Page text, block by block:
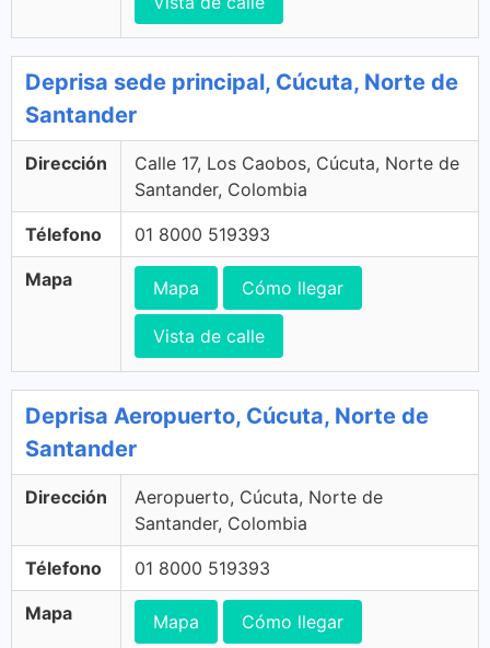
Deprisa sede principal, Cúcuta, Norte de
Santander
Dirección
Calle 17, Los Caobos, Cúcuta, Norte de
Santander, Colombia
Télefono 01 8000 519393
Mapa Mapa Cómo llegar
Vista de calle
Deprisa Aeropuerto, Cúcuta, Norte de
Santander
Dirección
Aeropuerto, Cúcuta, Norte de
Santander, Colombia
Télefono 01 8000 519393
Mapa Mapa Cómo llegar